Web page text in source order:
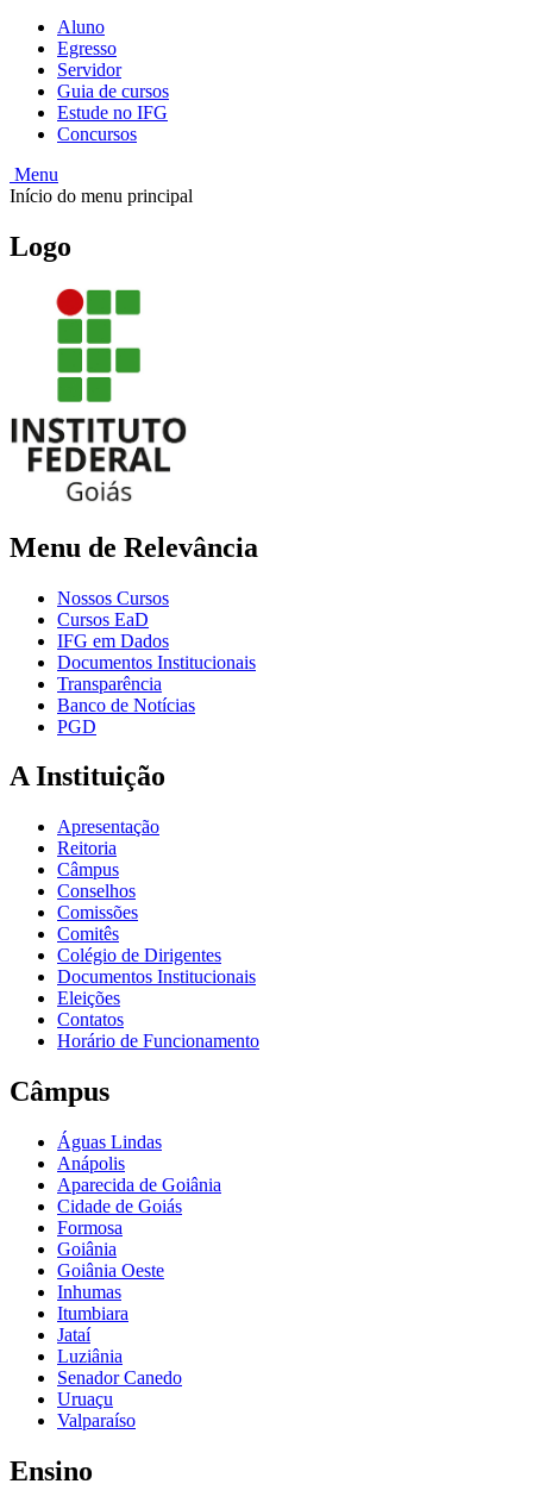
Aluno
Egresso
Servidor
Guia de cursos
Estude no IFG
Concursos
Menu
Início do menu principal
Logo
Menu de Relevância
Nossos Cursos
Cursos EaD
IFG em Dados
Documentos Institucionais
Transparência
Banco de Notícias
PGD
A Instituição
Apresentação
Reitoria
Câmpus
Conselhos
Comissões
Comitês
Colégio de Dirigentes
Documentos Institucionais
Eleições
Contatos
Horário de Funcionamento
Câmpus
Águas Lindas
Anápolis
Aparecida de Goiânia
Cidade de Goiás
Formosa
Goiânia
Goiânia Oeste
Inhumas
Itumbiara
Jataí
Luziânia
Senador Canedo
Uruaçu
Valparaíso
Ensino